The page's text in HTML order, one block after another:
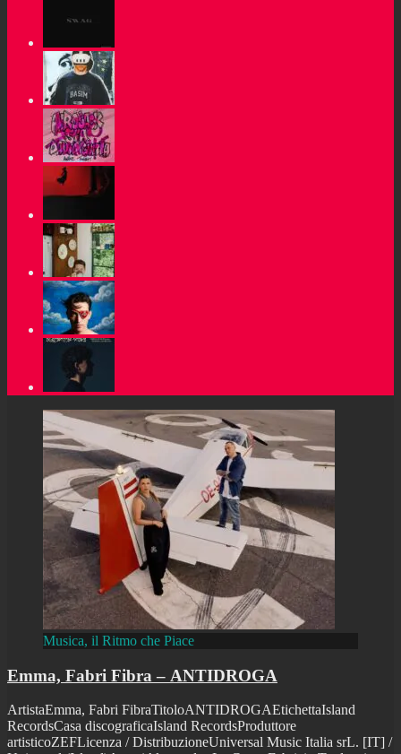
Musica, il Ritmo che Piace
Emma, Fabri Fibra – ANTIDROGA
ArtistaEmma, Fabri FibraTitoloANTIDROGAEtichettaIsland
RecordsCasa discograficaIsland RecordsProduttore
artisticoZEFLicenza / DistribuzioneUniversal Music Italia srL. [IT] /